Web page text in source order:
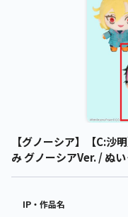
【グノーシア】【C:沙
み グノーシアVer. / ぬ
IP・作品名